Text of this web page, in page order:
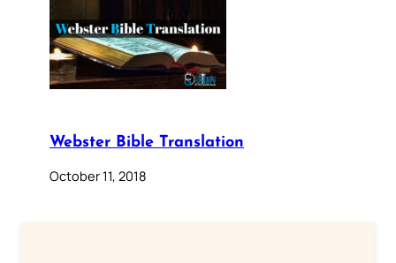
Webster Bible Translation
October 11, 2018